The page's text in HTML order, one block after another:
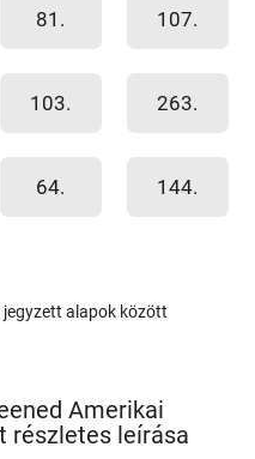
81. 107.
103. 263.
64. 144.
jegyzett alapok között
Amerikai
részletes leírása